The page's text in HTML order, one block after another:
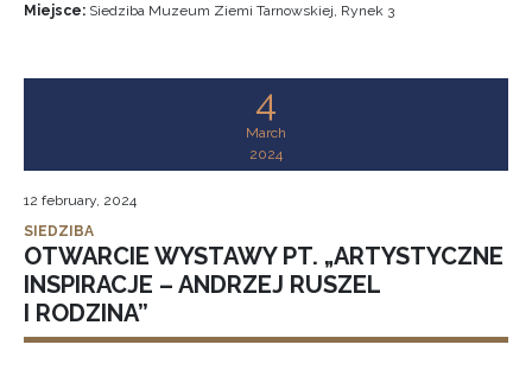
Miejsce: Siedziba Muzeum Ziemi Tarnowskiej, Rynek 3
4
March
2024
12 february, 2024
SIEDZIBA
OTWARCIE WYSTAWY PT. „ARTYSTYCZNE
INSPIRACJE – ANDRZEJ RUSZEL
I RODZINA”